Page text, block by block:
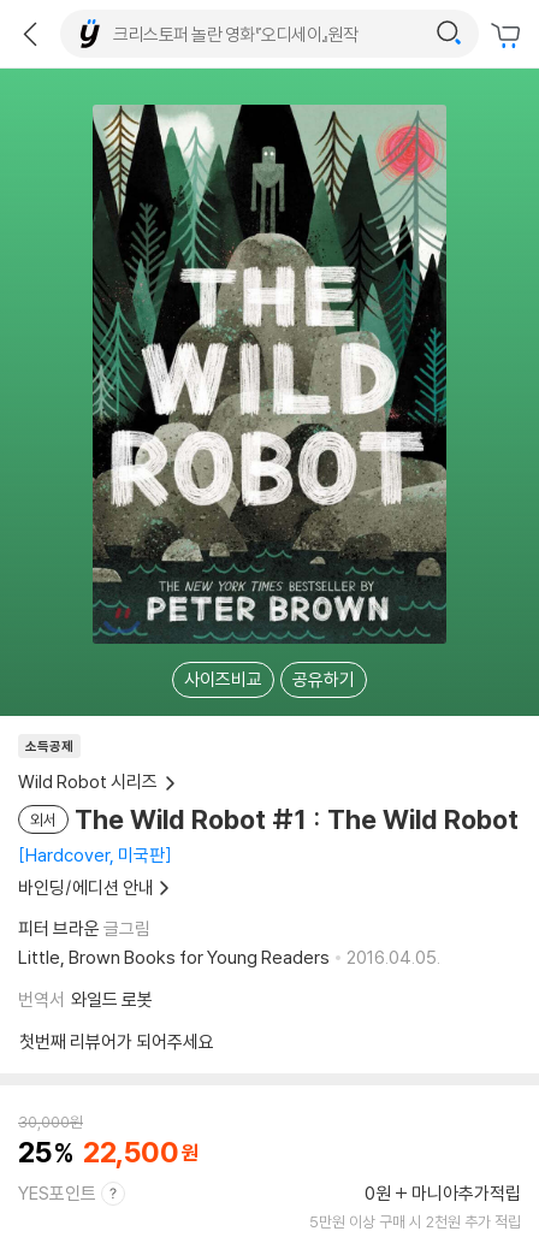
사이즈비교 공유하기
소득공제
Wild Robot 시리즈
외서 The Wild Robot #1 : The Wild Robot
Hardcover, 미국판
바인딩/에디션 안내
피터 브라운 글그림
Little, Brown Books for Young Readers
2016.04.05.
번역서 와일드 로봇
첫번째 리뷰어가 되어주세요
30,000원
25 22,500
YES포인트 0원 마니아추가적립
5만원 이상 구매 시 2천원 추가 적립